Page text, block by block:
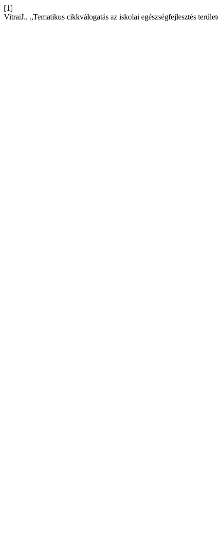
[1]
VitraiJ., „Tematikus cikkválogatás az iskolai egészségfejlesztés